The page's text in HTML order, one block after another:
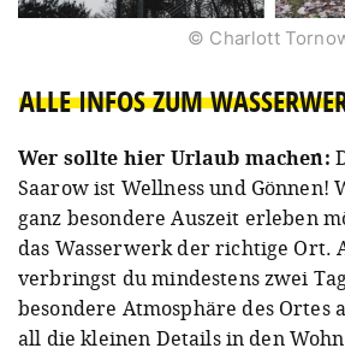
© Charlott
ALLE INFOS ZUM
Wer sollte hier Urlaub machen:
Saarow ist Wellness und Gönnen!
ganz besondere Auszeit erleben
das Wasserwerk der richtige Ort.
verbringst du mindestens zwei
besondere Atmosphäre des Ortes
all die kleinen Details in den